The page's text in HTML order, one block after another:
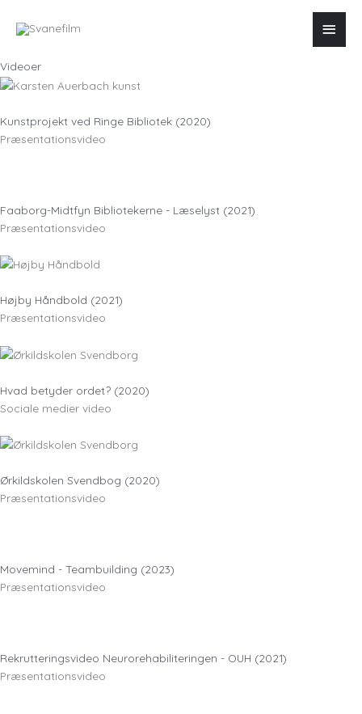
Main
Videoer
Kunstprojekt ved Ringe Bibliotek (2020)
Præsentationsvideo
Faaborg-Midtfyn Bibliotekerne - Læselyst (2021)
Præsentationsvideo
Højby Håndbold (2021)
Præsentationsvideo
Hvad betyder ordet? (2020)
Sociale medier video
Ørkildskolen Svendbog (2020)
Præsentationsvideo
Movemind - Teambuilding (2023)
Præsentationsvideo
Rekrutteringsvideo Neurorehabiliteringen - OUH (2021)
Præsentationsvideo